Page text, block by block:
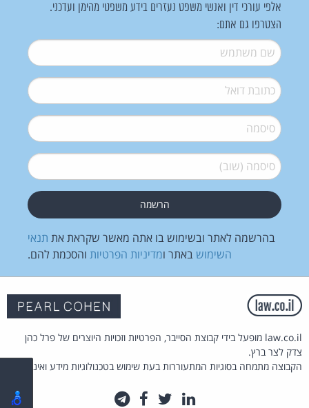
אלפי עורכי דין ואנשי משפט נעזרים בידע משפטי מהימן ועדכני.
הצטרפו גם אתם:
שם משתמש*
דואל*
סיסמה*
סיסמה (שוב)*
בהרשמה לאתר ובשימוש בו אתה מאשר שקראת את תנאי
השימוש באתר ומדיניות הפרטיות והסכמת להם.
law.co.il מופעל בידי קבוצת הסייבר, הפרטיות וזכויות היוצרים של פרל כהן
צדק לצר ברץ.
הקבוצה מתמחה בסוגיות המתעוררות בעת שימוש בטכנולוגיות מידע ואינטרנט.
לינקדאין
טוויטרפייסבוק